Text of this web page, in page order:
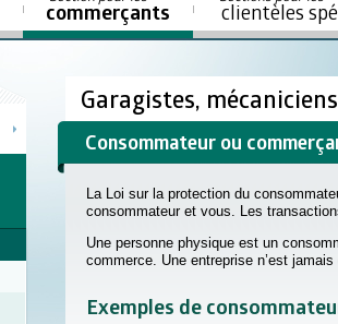
commerçants clientèles
Garagistes,
Consommateur ou
La Loi sur la protection du
consommateur et vous. Les
Une personne physique est un
commerce. Une entreprise n’est
Exemples de